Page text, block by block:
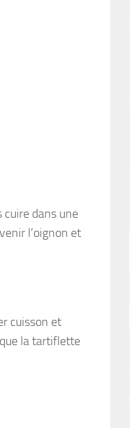
cuire dans une
l’oignon et
cuisson et
la tartiflette